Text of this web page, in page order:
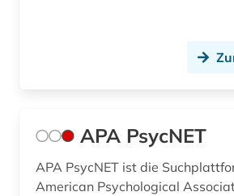
frauenforschung (4)
frauengeschichte (1)
APA PsycNET
APA PsycNET ist die
American Psychological